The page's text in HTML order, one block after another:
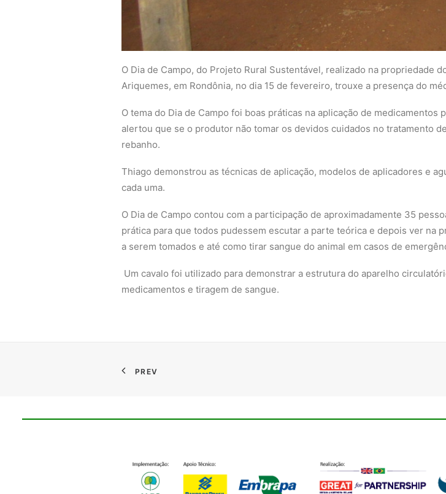
O Dia de Campo, do Projeto Rural Sustentável, realizado na propriedade
Ariquemes, em Rondônia, no dia 15 de fevereiro, trouxe a presença do
O tema do Dia de Campo foi boas práticas na aplicação de
alertou que se o produtor não tomar os devidos cuidados no tratamento
rebanho.
Thiago demonstrou as técnicas de aplicação, modelos de aplicadores e
cada uma.
O Dia de Campo contou com a participação de aproximadamente 35
prática para que todos pudessem escutar a parte teórica e depois ver na
a serem tomados e até como tirar sangue do animal em casos de
Um cavalo foi utilizado para demonstrar a estrutura do aparelho
medicamentos e tiragem de sangue.
PREV